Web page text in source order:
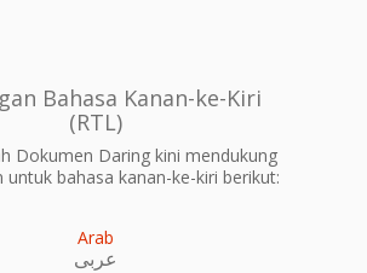
Bahasa Kanan-ke-Kiri
(RTL)
Dokumen Daring kini mendukung
bahasa kanan-ke-kiri berikut:
Arab
عربى